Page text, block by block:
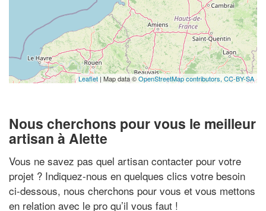
Leaflet | Map data ©OpenStreetMap contributors, CC-BY-SA
Nous cherchons pour vous le meilleur
artisan à Alette
Vous ne savez pas quel artisan contacter pour votre
projet ? Indiquez-nous en quelques clics votre besoin
ci-dessous, nous cherchons pour vous et vous mettons
en relation avec le pro qu’il vous faut !